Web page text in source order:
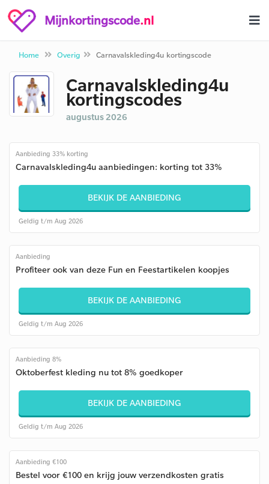
Mijnkortingscode.nl
Home Overig Carnavalskleding4u kortingscode
Carnavalskleding4u
kortingscodes
augustus 2026
Aanbieding 33% korting
Carnavalskleding4u aanbiedingen: korting tot 33%
BEKIJK DE AANBIEDING
Geldig t/m Aug 2026
Aanbieding
Profiteer ook van deze Fun en Feestartikelen koopjes
BEKIJK DE AANBIEDING
Geldig t/m Aug 2026
Aanbieding 8%
Oktoberfest kleding nu tot 8% goedkoper
BEKIJK DE AANBIEDING
Geldig t/m Aug 2026
Aanbieding €100
Bestel voor €100 en krijg jouw verzendkosten gratis